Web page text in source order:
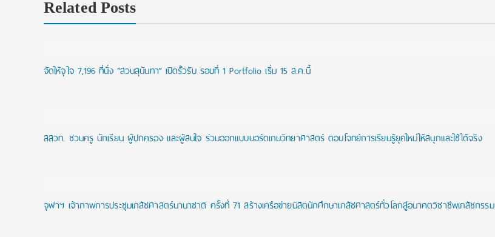
Related Posts
จัดให้จุใจ 7,196 ที่นั่ง “สวนสุนันทา” เปิดรั้วรับ รอบที่ 1 Portfolio เริ่ม 15 ส.ค.นี้
สสวท. ชวนครู นักเรียน ผู้ปกครอง และผู้สนใจ ร่วมออกแบบบอร์ดเกมวิทยาศาสตร์ ตอบโจทย์การเรียนรู้ยุคใหม่ให้สนุกและใช้ได้จริง
จุฬาฯ เจ้าภาพการประชุมเภสัชศาสตร์นานาชาติ ครั้งที่ 71 สร้างเครือข่ายนิสิตนักศึกษาเภสัชศาสตร์ทั่วโลกสู่อนาคตวิชาชีพเภสัชกรรม